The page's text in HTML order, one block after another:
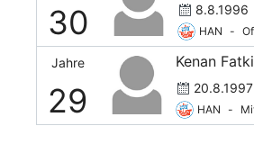
30 8.8.1996
HAN -
Jahre
29
Kenan
20.8.1997
HAN -